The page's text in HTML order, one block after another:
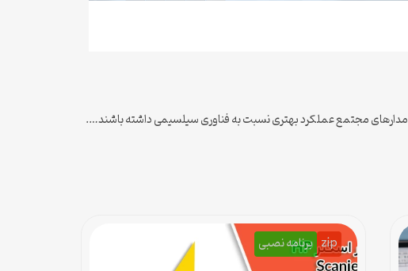
zip برنامه نصبی